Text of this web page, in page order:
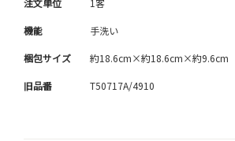
注文単位 1客
機能 手洗い
梱包サイズ 約18.6cm×約18.6cm×約9.6cm
旧品番 T50717A/4910